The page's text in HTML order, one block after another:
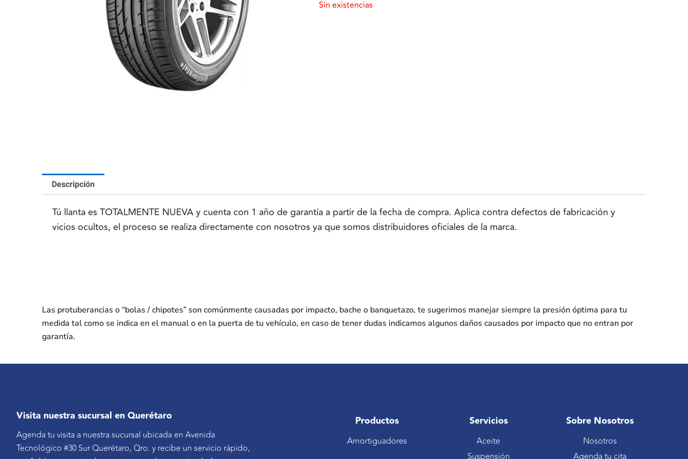
Sin existencias
Descripción
Tú llanta es TOTALMENTE NUEVA y cuenta con 1 año de garantía a partir de la fecha de compra. Aplica contra defectos de fabricación y
vicios ocultos, el proceso se realiza directamente con nosotros ya que somos distribuidores oficiales de la marca.
Las protuberancias o “bolas / chipotes” son comúnmente causadas por impacto, bache o banquetazo, te sugerimos manejar siempre la presión óptima para tu
medida tal como se indica en el manual o en la puerta de tu vehículo, en caso de tener dudas indicamos algunos daños causados por impacto que no entran por
garantía.
Visita nuestra sucursal en Querétaro
Agenda tu visita a nuestra sucursal ubicada en Avenida
Tecnológico #30 Sur Querétaro, Qro. y recibe un servicio rápido,
Productos
Amortiguadores
Servicios
Aceite
Suspensión
Sobre Nosotros
Nosotros
Agenda tu cita